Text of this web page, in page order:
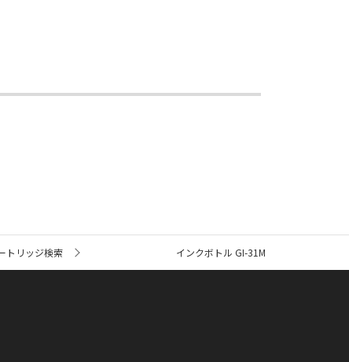
トリッジ検索 インクボトル GI-31M